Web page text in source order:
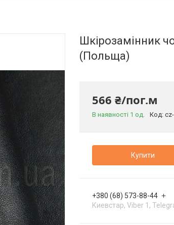
Шкірозамінник
(Польща)
566 ₴/пог.м
В наявності 1 од. Код:
Купити
+380 (68) 573-88-44
Киевстар, Viber 1,